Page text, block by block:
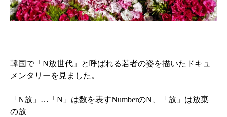
韓国で「N放世代」と呼ばれる若者の姿を描いたドキュ
メンタリーを見ました。
「N放」…「N」は数を表すNumberのN、「放」は放棄
の放